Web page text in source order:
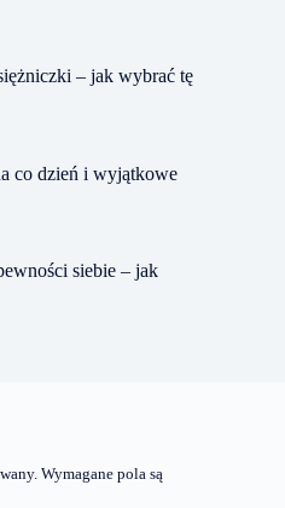
– jak wybrać tę
co dzień i wyjątkowe
siebie – jak
Wymagane pola są